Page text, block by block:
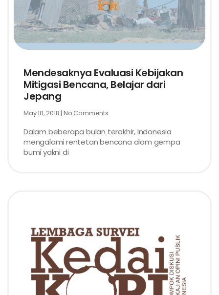
Mendesaknya Evaluasi Kebijakan
Mitigasi Bencana, Belajar dari
Jepang
May 10, 2018 No Comments
Dalam beberapa bulan terakhir, Indonesia
mengalami rentetan bencana alam gempa
bumi yakni di